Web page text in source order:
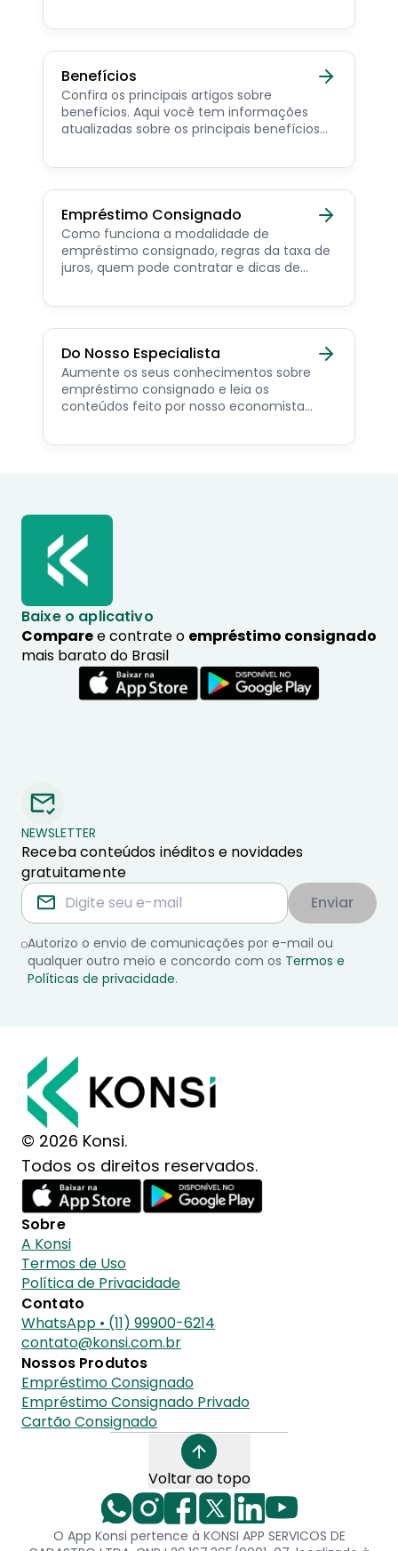
consignado privado.
Benefícios
Confira os principais artigos sobre
benefícios. Aqui você tem informações
atualizadas sobre os principais benefícios
pensionista e beneficiários de programas
Empréstimo Consignado
Como funciona a modalidade de
empréstimo consignado, regras da taxa de
juros, quem pode contratar e dicas de
Do Nosso Especialista
Aumente os seus conhecimentos sobre
empréstimo consignado e leia os
conteúdos feito por nosso economista
Baixe o aplicativo
Comparee contrate o empréstimo consignado
mais barato do Brasil
NEWSLETTER
Receba conteúdos inéditos e novidades
gratuitamente
Enviar
Autorizo o envio de comunicações por e-mail ou
qualquer outro meio e concordo com os Termos e
Políticas de privacidade.
© 2026 Konsi.
Todos os direitos reservados.
Sobre
A Konsi
Termos de Uso
Política de Privacidade
Contato
WhatsApp • (11) 99900-6214
contato@konsi.com.br
Nossos Produtos
Empréstimo Consignado
Empréstimo Consignado Privado
Cartão Consignado
Voltar ao topo
O App Konsi pertence à KONSI APP SERVICOS DE